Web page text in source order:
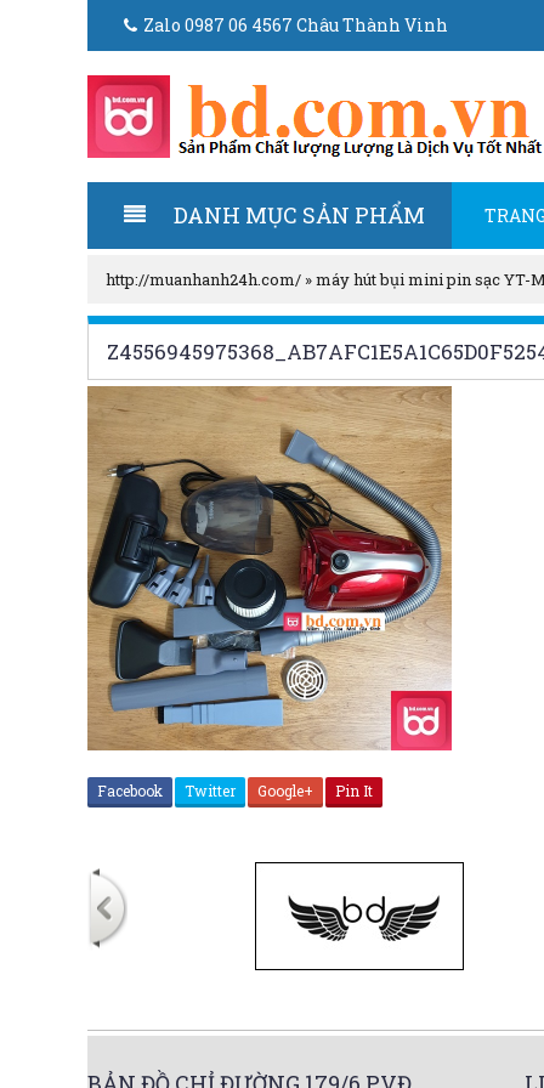
Zalo 0987 06 4567 Châu Thành Vinh
DANH MỤC SẢN PHẨM
http://muanhanh24h.com/ »máy hút bụi mini pin sạc YT-
Facebook Twitter Google+ Pin It